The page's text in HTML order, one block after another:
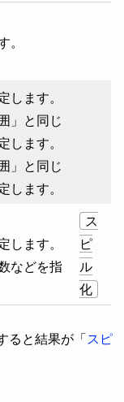
。
します。
」と同じ
します。
」と同じ
します。
します。
などを指
ス
ピ
ル
化
ると結果が「スピ